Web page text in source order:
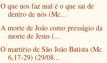
O que nos faz mal é o que sai de
dentro de nós (Mc...
A morte de João como presságio da
morte de Jesus (...
O martírio de São João Batista (Mc
6,17-29) (29/08...